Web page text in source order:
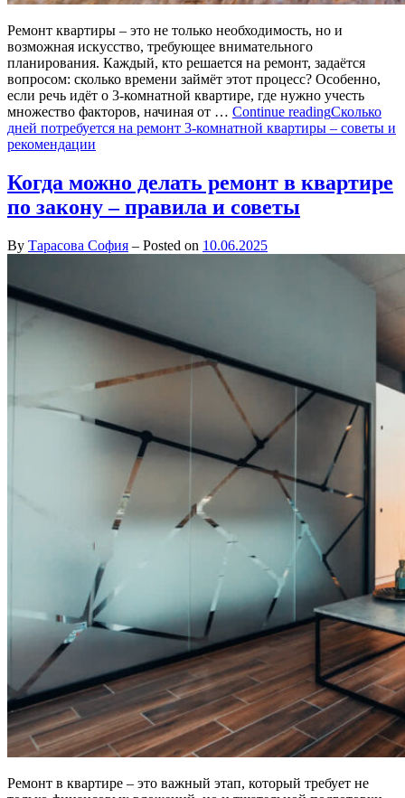
Ремонт квартиры – это не только необходимость, но и
возможная искусство, требующее внимательного
планирования. Каждый, кто решается на ремонт, задаётся
вопросом: сколько времени займёт этот процесс? Особенно,
если речь идёт о 3-комнатной квартире, где нужно учесть
множество факторов, начиная от … Continue readingСколько
дней потребуется на ремонт 3-комнатной квартиры – советы и
рекомендации
Когда можно делать ремонт в квартире
по закону – правила и советы
By Тарасова София – Posted on 10.06.2025
Ремонт в квартире – это важный этап, который требует не